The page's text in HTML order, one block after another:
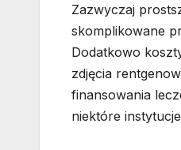
Zazwyczaj
skomplikowane
Dodatkowo
zdjęcia
finansowania
niektóre